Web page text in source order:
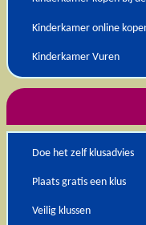
Kinderkamer online
Kinderkamer Vuren
Doe het zelf klusadvies
Plaats gratis een klus
Veilig klussen